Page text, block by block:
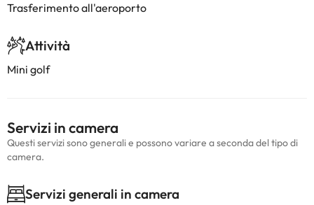
Trasferimento all'aeroporto
Attività
Mini golf
Servizi in camera
Questi servizi sono generali e possono variare a seconda del tipo di
camera.
Servizi generali in camera